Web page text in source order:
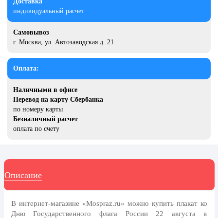
8 марта, Международный женский
день
1 апреля, День смеха
Апрель, Месячник по
благоустройству
апреля)
Светлая Пасха
12 апреля, День космонавтики
9 мая, День Победы
индивидуальный расчет
Самовывоз
г. Москва, ул. Автозаводская д. 21
Оплата:
Наличными в офисе
Перевод на карту Сбербанка
по номеру карты
Безналичный расчет
оплата по счету
Описание
В интернет-магазине «Mospraz.ru» можно купить плакат ко
Дню Государственного флага России 22 августа в